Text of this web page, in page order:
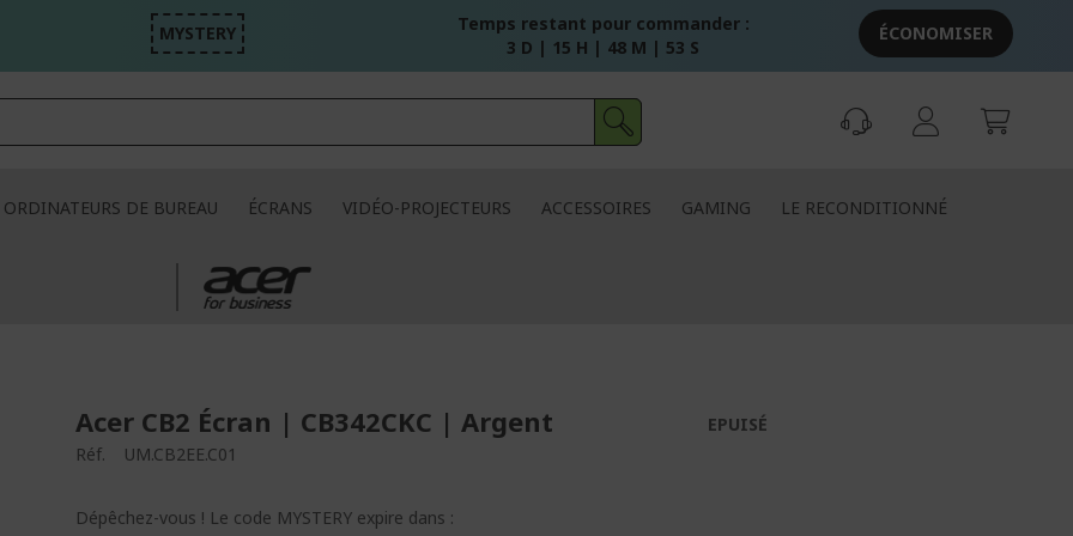
MYSTERY
Temps restant pour commander :
3 D | 15 H | 48 M | 52 S
ÉCONOMISER
ORDINATEURS DE BUREAU ÉCRANS VIDÉO-PROJECTEURS ACCESSOIRES GAMING LE RECONDITIONNÉ
Acer CB2 Écran | CB342CKC | Argent
Réf. UM.CB2EE.C01
Dépêchez-vous ! Le code MYSTERY expire dans :
EPUISÉ